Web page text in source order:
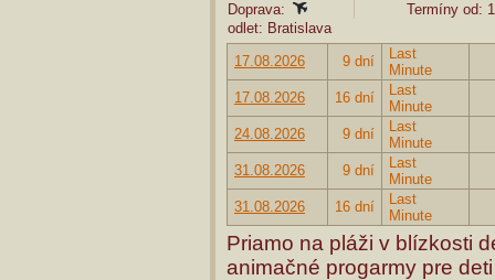
Doprava:
Termíny od:
odlet: Bratislava
17.08.2026
9 dní
Last
Minute
17.08.2026
16 dní
Last
Minute
24.08.2026
9 dní
Last
Minute
31.08.2026
9 dní
Last
Minute
31.08.2026
16 dní
Last
Minute
Priamo na pláži v blízkosti
animačné progarmy pre